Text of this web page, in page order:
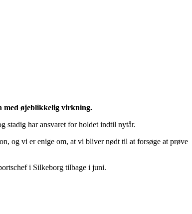
med øjeblikkelig virkning.
stadig har ansvaret for holdet indtil nytår.
og vi er enige om, at vi bliver nødt til at forsøge at prøve
i Silkeborg tilbage i juni.